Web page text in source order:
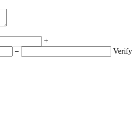
+
=
Verify